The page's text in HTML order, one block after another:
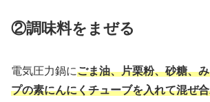
②調味料をまぜる
電気圧力鍋にごま油、片栗粉、砂糖、
プの素にんにくチューブを入れて混ぜ